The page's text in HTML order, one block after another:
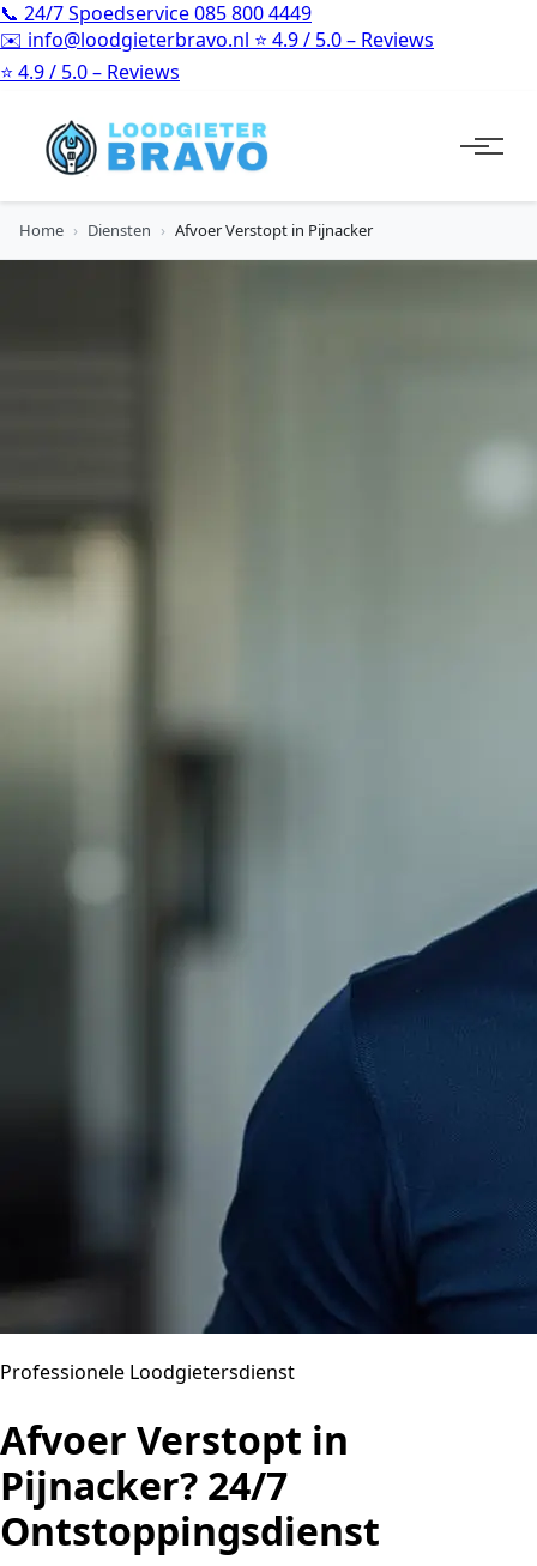
📞 24/7 Spoedservice085 800 4449
✉️ info@loodgieterbravo.nl ⭐ 4.9 / 5.0 – Reviews
⭐ 4.9 / 5.0 – Reviews
Home › Diensten › Afvoer Verstopt in Pijnacker
Professionele Loodgietersdienst
Afvoer Verstopt in
Pijnacker? 24/7
Ontstoppingsdienst